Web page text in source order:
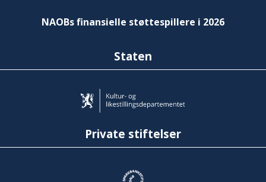
NAOBs finansielle støttespillere i 2026
Staten
Private stiftelser